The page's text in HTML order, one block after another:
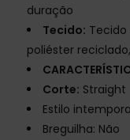
duração
Tecido:
poliéster
Corte: Straight
Estilo
Breguilha: Não